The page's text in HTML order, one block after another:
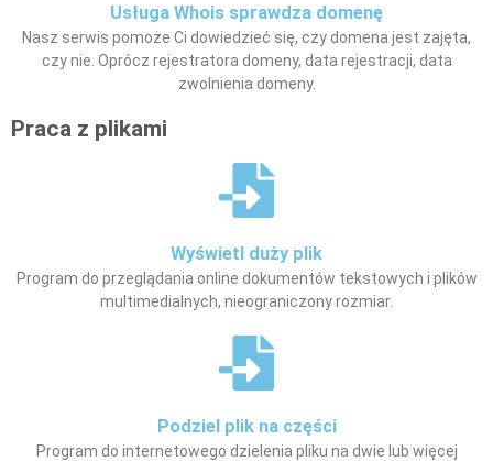
Usługa Whois sprawdza domenę
Nasz serwis pomoże Ci dowiedzieć się, czy domena jest zajęta,
czy nie. Oprócz rejestratora domeny, data rejestracji, data
zwolnienia domeny.
Praca z plikami
Wyświetl duży plik
Program do przeglądania online dokumentów tekstowych i plików
multimedialnych, nieograniczony rozmiar.
Podziel plik na części
Program do internetowego dzielenia pliku na dwie lub więcej